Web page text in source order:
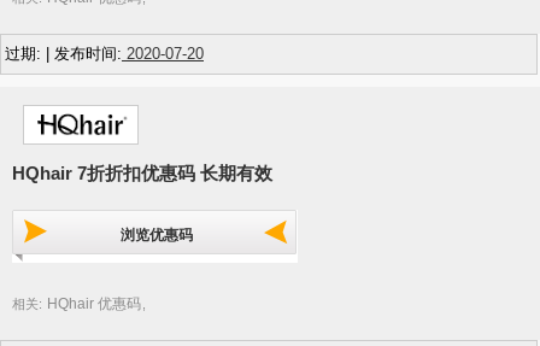
过期: | 发布时间: 2020-07-20
HQhair 7折折扣优惠码 长期有效
浏览优惠码
相关: HQhair 优惠码